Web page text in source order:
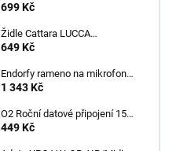
GB
699 Kč
Židle Cattara LUCCA
kempingová skládací modrá
649 Kč
Endorfy rameno na mikrofon
Broadcast Low Profile Boom
hlava / černý
1 343 Kč
O2 Roční datové připojení 15
GB
449 Kč